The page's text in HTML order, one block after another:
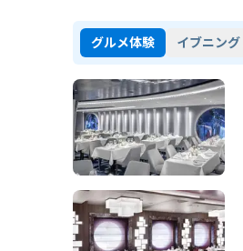
グルメ体験 イブニン